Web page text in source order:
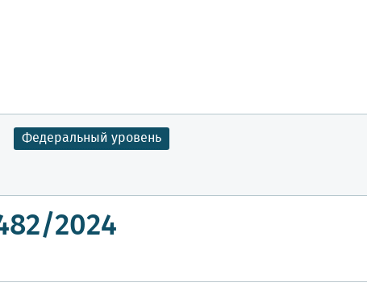
Федеральный уровень
2024